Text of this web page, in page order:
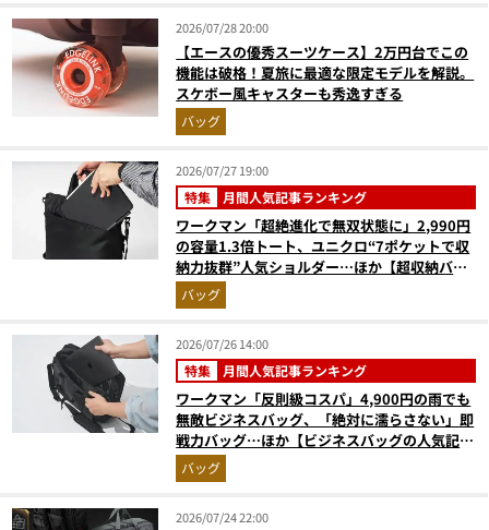
2026/07/28 20:00
【エースの優秀スーツケース】2万円台でこの
機能は破格！夏旅に最適な限定モデルを解説。
スケボー風キャスターも秀逸すぎる
バッグ
2026/07/27 19:00
特集 月間人気記事ランキング
ワークマン「超絶進化で無双状態に」2,990円
の容量1.3倍トート、ユニクロ“7ポケットで収
納力抜群”人気ショルダー…ほか【超収納バッ
グの人気記事ランキングベスト3】（2026年6
月版）
バッグ
2026/07/26 14:00
特集 月間人気記事ランキング
ワークマン「反則級コスパ」4,900円の雨でも
無敵ビジネスバッグ、「絶対に濡らさない」即
戦力バッグ…ほか【ビジネスバッグの人気記事
ランキングベスト3】（2026年6月版）
バッグ
2026/07/24 22:00